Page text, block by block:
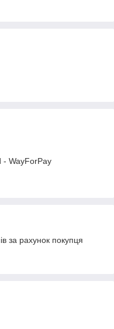
- WayForPay
за рахунок покупця